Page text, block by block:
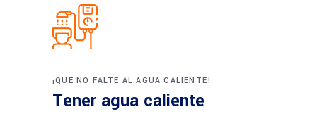
¡QUE NO FALTE AL AGUA CALIENTE!
Tener agua caliente